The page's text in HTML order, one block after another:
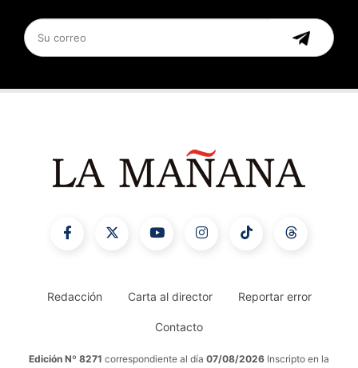
Redacción Carta al director Reportar error
Contacto
Edición Nº 8271 correspondiente al día 07/08/2026 Inscripto en la